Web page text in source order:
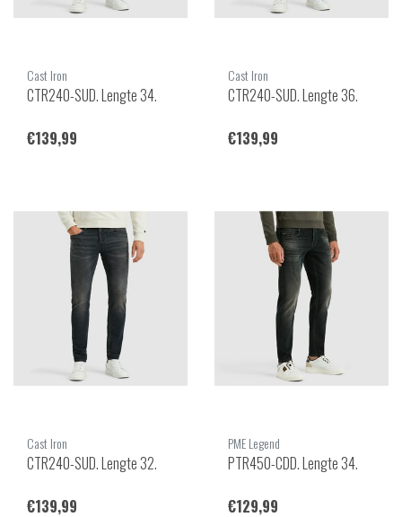
Cast Iron
CTR240-SUD. Lengte 34.
€139,99
Cast Iron
CTR240-SUD. Lengte 36.
€139,99
Cast Iron
CTR240-SUD. Lengte 32.
€139,99
PME Legend
PTR450-CDD. Lengte 34.
€129,99